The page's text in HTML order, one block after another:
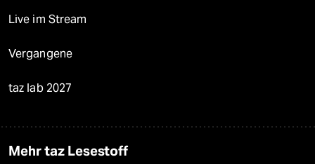
Live im Stream
Vergangene
taz lab 2027
Mehr taz Lesestoff